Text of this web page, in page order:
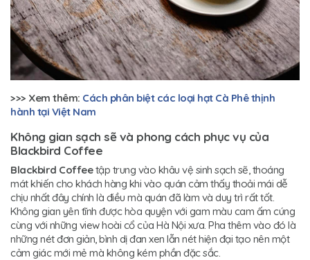
>>> Xem thêm: Cách phân biệt các loại hạt Cà Phê thịnh
hành tại Việt Nam
Không gian sạch sẽ và phong cách phục vụ của
Blackbird Coffee
Blackbird Coffeetập trung vào khâu vệ sinh sạch sẽ, thoáng
mát khiến cho khách hàng khi vào quán cảm thấy thoải mái dễ
chịu nhất đây chính là điều mà quán đã làm và duy trì rất tốt.
Không gian yên tĩnh được hòa quyện với gam màu cam ấm cúng
cùng với những view hoài cổ của Hà Nội xưa. Pha thêm vào đó là
những nét đơn giản, bình dị đan xen lẫn nét hiện đại tạo nên một
cảm giác mới mẻ mà không kém phần đặc sắc.